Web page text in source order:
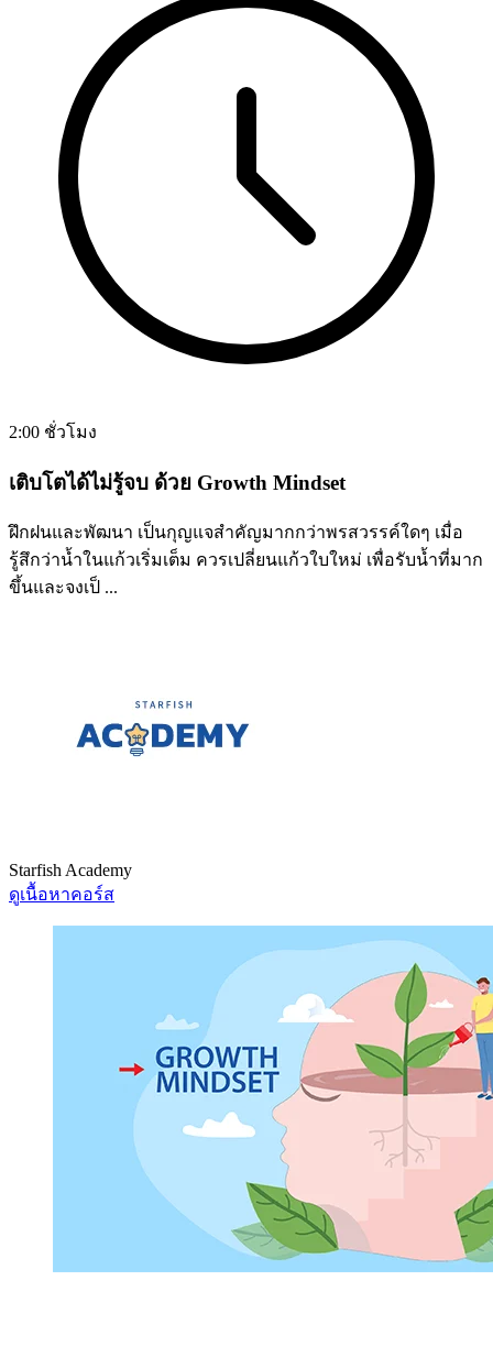
2:00 ชั่วโมง
เติบโตได้ไม่รู้จบ ด้วย Growth Mindset
ฝึกฝนและพัฒนา เป็นกุญแจสำคัญมากกว่าพรสวรรค์ใดๆ เมื่อ
รู้สึกว่าน้ำในแก้วเริ่มเต็ม ควรเปลี่ยนแก้วใบใหม่ เพื่อรับน้ำที่มาก
ขึ้นและจงเป็ ...
Starfish Academy
ดูเนื้อหาคอร์ส